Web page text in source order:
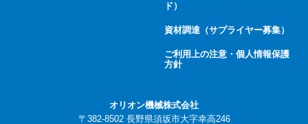
ド）
資材調達（サプライヤー募集）
ご利用上の注意・個人情報保護
方針
オリオン機械株式会社
〒382-8502 長野県須坂市大字幸高246